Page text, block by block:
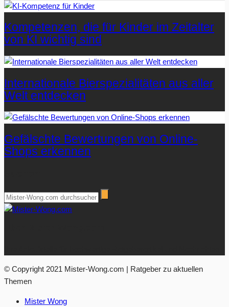
Kompetenzen, die für Kinder im Zeitalter
von KI wichtig sind
Internationale Bierspezialitäten aus aller
Welt entdecken
Gefälschte Bewertungen von Online-
Shops erkennen
© Copyright 2021 Mister-Wong.com | Ratgeber zu aktuellen
Themen
Mister Wong